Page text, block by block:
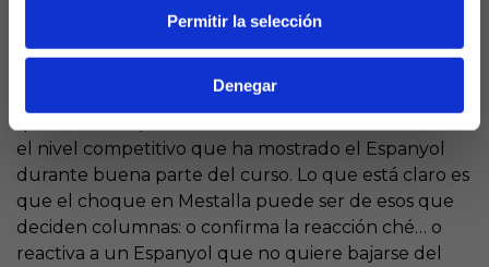
Permitir la selección
Denegar
frente a un visitante mejor posicionado pero en
plena pérdida de fuelle. El signo se equilibra por el
Mestalla y el impulso de la última jornada, mientras
el nivel competitivo que ha mostrado el Espanyol
durante buena parte del curso. Lo que está claro es
que el choque en Mestalla puede ser de esos que
deciden columnas: o confirma la reacción ché… o
reactiva a un Espanyol que no quiere bajarse del